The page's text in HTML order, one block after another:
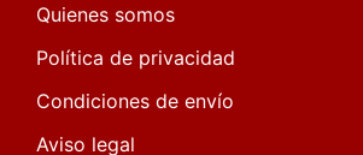
Quienes somos
Política de privacidad
Condiciones de envío
Aviso legal